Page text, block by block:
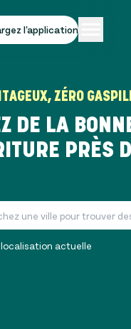
l'application
ZÉRO
DE LA
PRÈS
actuelle